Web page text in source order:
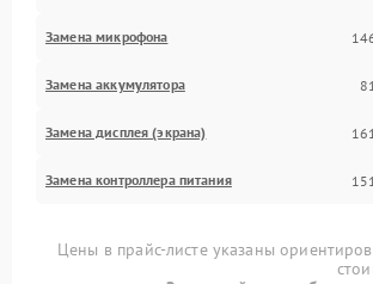
Замена микрофона
Замена аккумулятора
Замена дисплея (экрана)
Замена контроллера питания
Цены в прайс-листе указаны